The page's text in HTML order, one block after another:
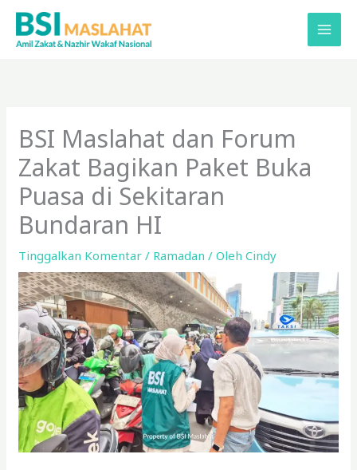
Lewati
konten
BSI Maslahat dan Forum
Zakat Bagikan Paket Buka
Puasa di Sekitaran
Bundaran HI
Tinggalkan Komentar / Ramadan / OlehCindy